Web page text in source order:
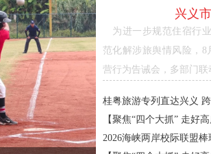
作会议召开
兴义
为进一步规范住宿行
范化解涉旅舆情风险，8
营行为告诫会，多部门联
桂粤旅游专列直达兴义
2026海峡两岸校际联盟